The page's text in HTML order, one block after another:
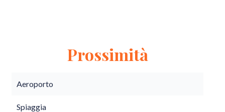
Prossimità
Aeroporto
Spiaggia